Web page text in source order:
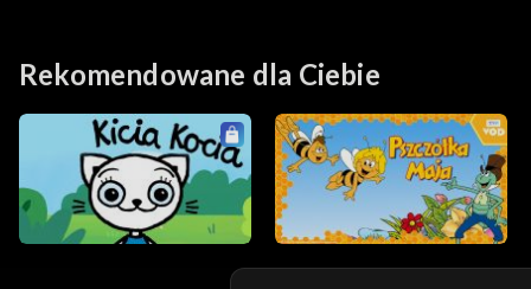
Rekomendowane dla Ciebie